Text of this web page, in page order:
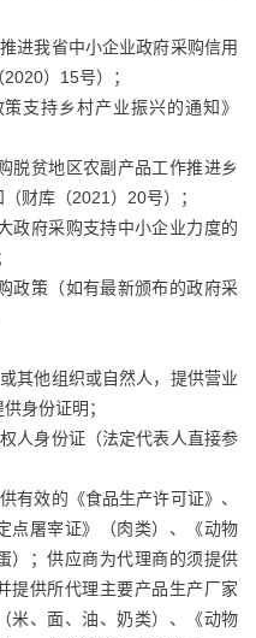
进我省中小企业政府采购信用
）15号）；
支持乡村产业振兴的通知》
脱贫地区农副产品工作推进乡
财库（2021）20号）；
政府采购支持中小企业力度的
政策（如有最新颁布的政府采
其他组织或自然人，提供营业
身份证明；
人身份证（法定代表人直接参
有效的《食品生产许可证》、
点屠宰证》（肉类）、《动物
）；供应商为代理商的须提供
提供所代理主要产品生产厂家
米、面、油、奶类）、《动物